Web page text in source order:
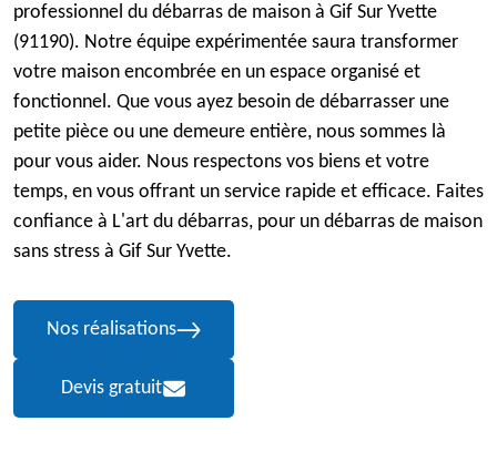
professionnel du débarras de maison à Gif Sur Yvette
(91190). Notre équipe expérimentée saura transformer
votre maison encombrée en un espace organisé et
fonctionnel. Que vous ayez besoin de débarrasser une
petite pièce ou une demeure entière, nous sommes là
pour vous aider. Nous respectons vos biens et votre
temps, en vous offrant un service rapide et efficace. Faites
confiance à L'art du débarras, pour un débarras de maison
sans stress à Gif Sur Yvette.
Nos réalisations
Devis gratuit